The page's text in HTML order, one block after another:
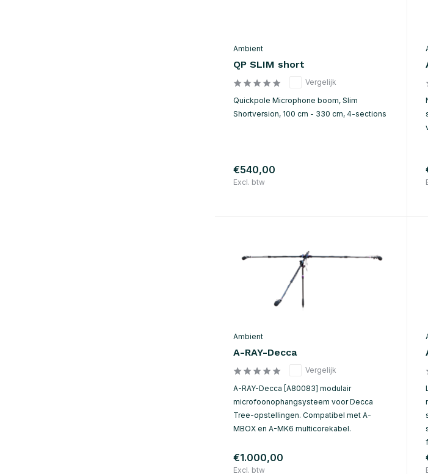
Ambient
QP SLIM short
Vergelijk
Quickpole Microphone boom, Slim
Shortversion, 100 cm - 330 cm, 4-sections
€540,00
Excl. btw
Ambient
A-RAY-Decca
Vergelijk
A-RAY-Decca [A80083] modulair
microfoonophangsysteem voor Decca
Tree-opstellingen. Compatibel met A-
MBOX en A-MK6 multicorekabel.
€1.000,00
Excl. btw